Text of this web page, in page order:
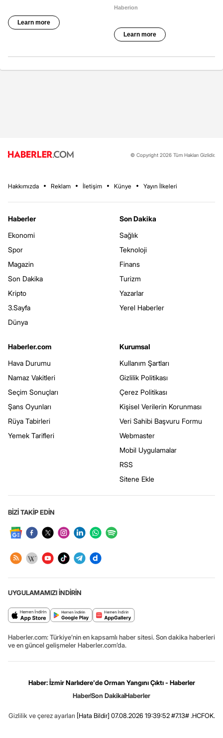
© Copyright 2026 Tüm Hakları Gizlidir.
Hakkımızda Reklam İletişim Künye Yayın İlkeleri
Haberler
Ekonomi
Spor
Magazin
Son Dakika
Kripto
3.Sayfa
Dünya
Son Dakika
Sağlık
Teknoloji
Finans
Turizm
Yazarlar
Yerel Haberler
Haberler.com
Hava Durumu
Namaz Vakitleri
Seçim Sonuçları
Şans Oyunları
Rüya Tabirleri
Yemek Tarifleri
Kurumsal
Kullanım Şartları
Gizlilik Politikası
Çerez Politikası
Kişisel Verilerin Korunması
Veri Sahibi Başvuru Formu
Webmaster
Mobil Uygulamalar
RSS
Sitene Ekle
BİZİ TAKİP EDİN
UYGULAMAMIZI İNDİRİN
Haberler.com: Türkiye’nin en kapsamlı haber sitesi. Son dakika haberleri
ve en güncel gelişmeler Haberler.com’da.
Haber: İzmir Narlıdere'de Orman Yangını Çıktı - Haberler
HaberSon DakikaHaberler
Gizlilik ve çerez ayarları [Hata Bildir] 07.08.2026 19:39:52 #7.13# .HCFOK.